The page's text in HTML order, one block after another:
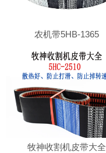
农机带5HB-1365
牧神收割机皮带大全